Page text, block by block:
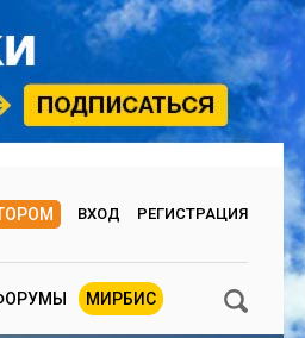
ВХОД РЕГИСТРАЦИЯ
МИРБИС